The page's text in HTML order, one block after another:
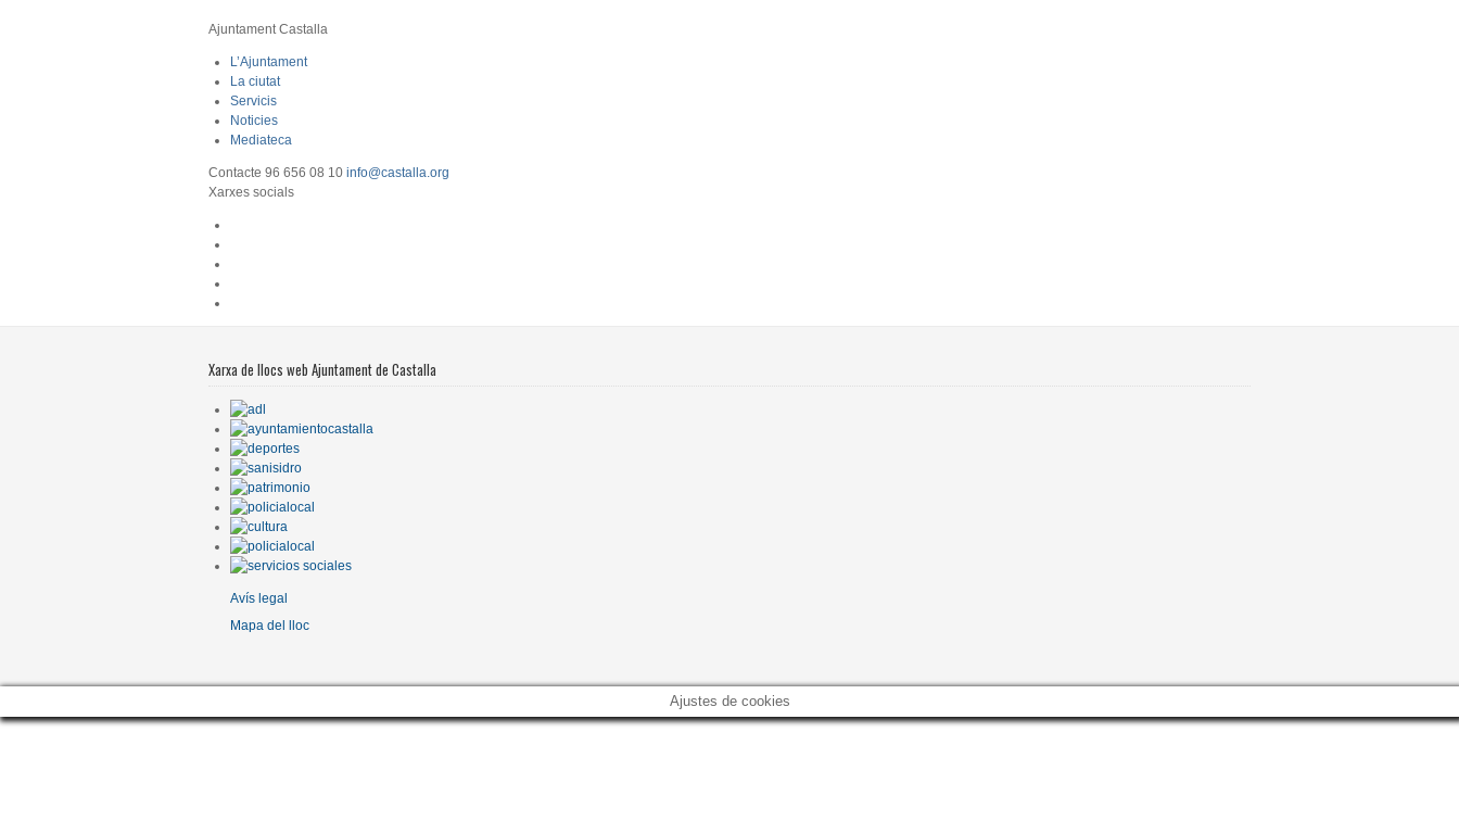
Ajuntament Castalla
L’Ajuntament
La ciutat
Servicis
Noticies
Mediateca
Contacte 96 656 08 10 info@castalla.org
Xarxes socials
Xarxa de llocs web Ajuntament de Castalla
Avís legal
Mapa del lloc
Ajustes de cookies